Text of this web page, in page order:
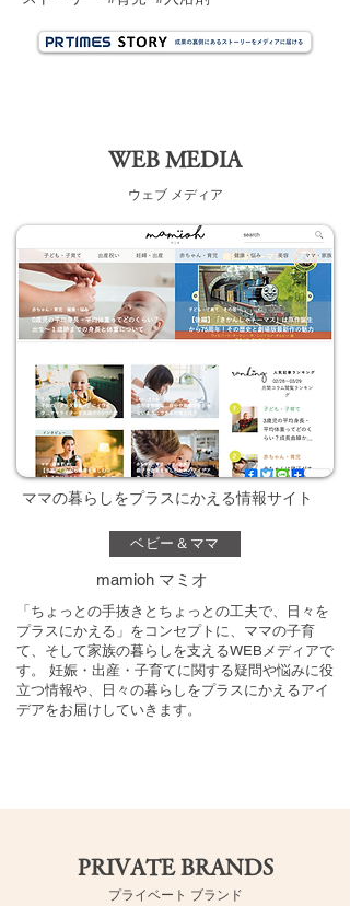
WEB MEDIA
​ウェブ メディア
ママの暮らしをプラスにかえる情報サイト
ベビー＆ママ
mamioh マミオ
「ちょっとの手抜きとちょっとの工夫で、日々を
プラスにかえる」をコンセプトに、ママの子育
て、そして家族の暮らしを支えるWEBメディアで
す。 妊娠・出産・子育てに関する疑問や悩みに役
立つ情報や、日々の暮らしをプラスにかえるアイ
デアをお届けしていきます。
PRIVATE BRANDS
​プライベート ブランド